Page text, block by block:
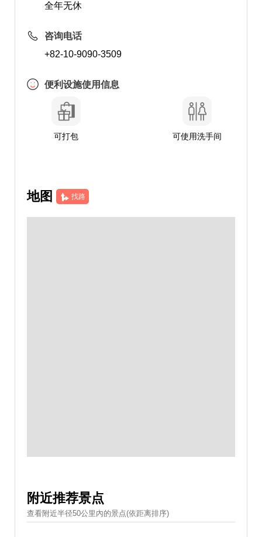
全年无休
咨询电话
+82-10-9090-3509
便利设施使用信息
可打包 可使用洗手间
地图 找路
附近推荐景点
查看附近半径50公里內的景点(依距离排序)